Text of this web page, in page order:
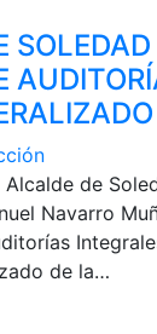
de
Navarro
de la…